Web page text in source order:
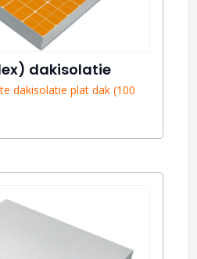
dakisolatie
dakisolatie plat dak (100